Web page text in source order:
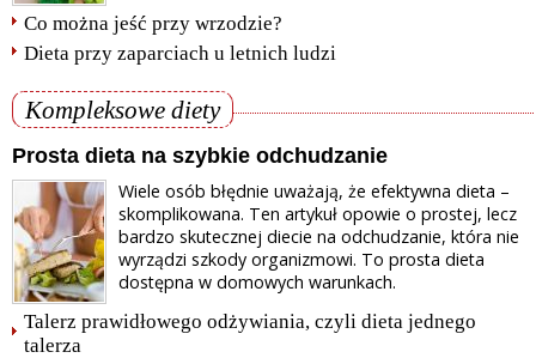
Co można jeść przy wrzodzie?
Dieta przy zaparciach u letnich ludzi
Kompleksowe diety
Prosta dieta na szybkie odchudzanie
Wiele osób błędnie uważają, że efektywna dieta –
skomplikowana. Ten artykuł opowie o prostej, lecz
bardzo skutecznej diecie na odchudzanie, która nie
wyrządzi szkody organizmowi. To prosta dieta
dostępna w domowych warunkach.
Talerz prawidłowego odżywiania, czyli dieta jednego
talerza